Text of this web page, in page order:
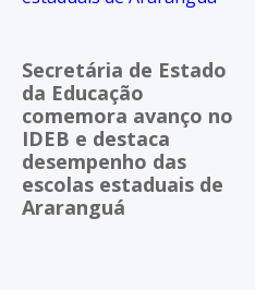
Secretária de Estado
da Educação
comemora avanço no
IDEB e destaca
desempenho das
escolas estaduais de
Araranguá